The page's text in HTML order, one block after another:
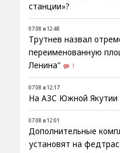
станции»?
07.08 в 12:48
Трутнев назвал
переименованную
Ленина"
1
07.08 в 12:17
На АЗС Южной Якутии
07.08 в 12:01
Дополнительные
установят на